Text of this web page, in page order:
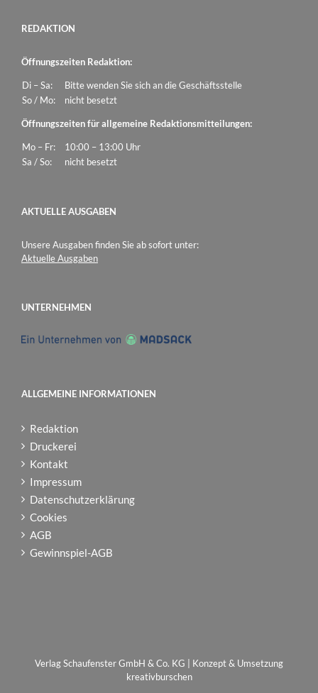
REDAKTION
Öffnungszeiten Redaktion:
Di – Sa:
Bitte wenden Sie sich an die Geschäftsstelle
So / Mo:
nicht besetzt
Öffnungszeiten für allgemeine Redaktionsmitteilungen:
Mo – Fr:
10:00 – 13:00 Uhr
Sa / So:
nicht besetzt
AKTUELLE AUSGABEN
Unsere Ausgaben finden Sie ab sofort unter:
Aktuelle Ausgaben
UNTERNEHMEN
ALLGEMEINE INFORMATIONEN
Redaktion
Druckerei
Kontakt
Impressum
Datenschutzerklärung
Cookies
AGB
Gewinnspiel-AGB
Verlag Schaufenster GmbH & Co. KG | Konzept & Umsetzung
kreativburschen